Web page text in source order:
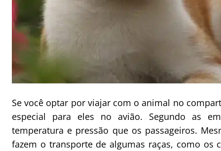
Se você optar por viajar com o animal no
especial para eles no avião. Segundo as
temperatura e pressão que os passageiros.
fazem o transporte de algumas raças, como os